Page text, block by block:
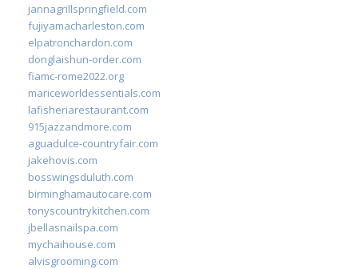
jannagrillspringfield.com
fujiyamacharleston.com
elpatronchardon.com
donglaishun-order.com
fiamc-rome2022.org
mariceworldessentials.com
lafisheriarestaurant.com
915jazzandmore.com
aguadulce-countryfair.com
jakehovis.com
bosswingsduluth.com
birminghamautocare.com
tonyscountrykitchen.com
jbellasnailspa.com
mychaihouse.com
alvisgrooming.com